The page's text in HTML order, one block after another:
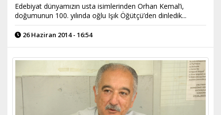
Edebiyat dünyamızın usta isimlerinden Orhan Kemal’i,
doğumunun 100. yılında oğlu Işık Öğütçü’den dinledik...
26 Haziran 2014 - 16:54